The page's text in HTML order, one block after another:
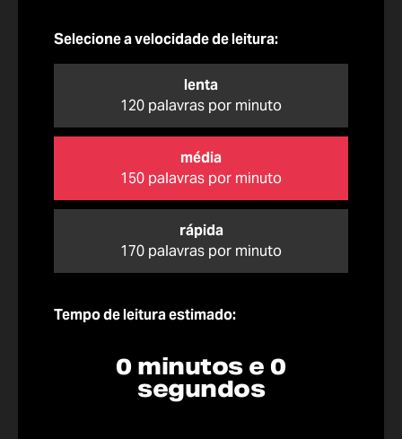
Selecione a velocidade de leitura:
lenta
120 palavras por minuto
média
150 palavras por minuto
rápida
170 palavras por minuto
Tempo de leitura estimado:
0 minutos e 0
segundos